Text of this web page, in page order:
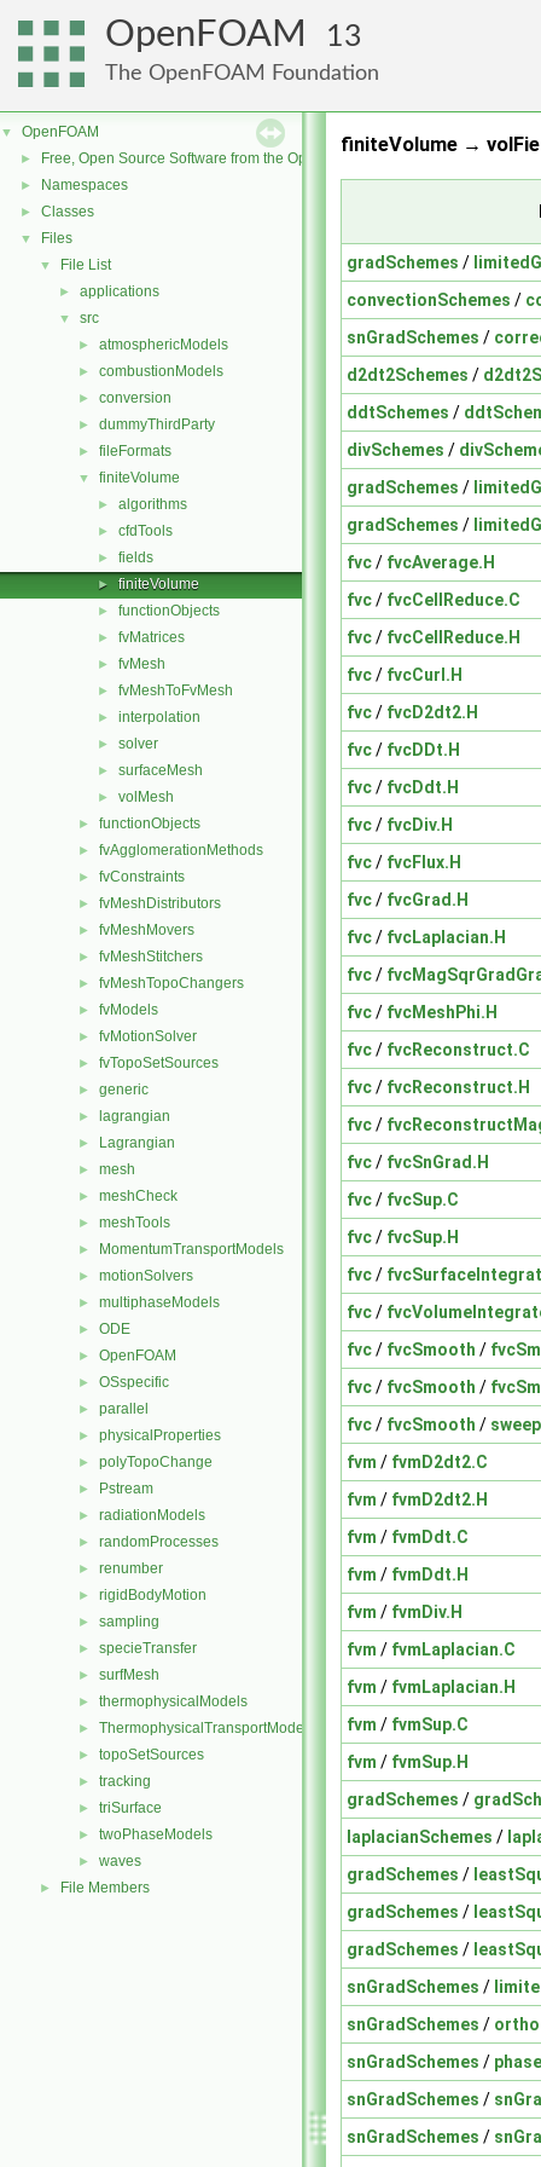
OpenFOAM 13
The OpenFOAM Foundation
▼ OpenFOAM
► Free, Open Source Software from the OpenFOAM Foundation
► Namespaces
► Classes
▼ Files
▼ File List
► applications
▼ src
► atmosphericModels
► combustionModels
► conversion
► dummyThirdParty
► fileFormats
▼ finiteVolume
► algorithms
► cfdTools
► fields
► finiteVolume
► functionObjects
► fvMatrices
► fvMesh
► fvMeshToFvMesh
► interpolation
► solver
► surfaceMesh
► volMesh
► functionObjects
► fvAgglomerationMethods
► fvConstraints
► fvMeshDistributors
► fvMeshMovers
► fvMeshStitchers
► fvMeshTopoChangers
► fvModels
► fvMotionSolver
► fvTopoSetSources
► generic
► lagrangian
► Lagrangian
► mesh
► meshCheck
► meshTools
► MomentumTransportModels
► motionSolvers
► multiphaseModels
► ODE
► OpenFOAM
► OSspecific
► parallel
► physicalProperties
► polyTopoChange
► Pstream
► radiationModels
► randomProcesses
► renumber
► rigidBodyMotion
► sampling
► specieTransfer
► surfMesh
► thermophysicalModels
► ThermophysicalTransportModels
► topoSetSources
► tracking
► triSurface
► twoPhaseModels
► waves
► File Members
finiteVolume →
gradSchemes /
convectionSchemes /
snGradSchemes /
d2dt2Schemes /
ddtSchemes /
divSchemes /
gradSchemes /
gradSchemes /
fvc/ fvcAverage.H
fvc/ fvcCellReduce.C
fvc/ fvcCellReduce.H
fvc/ fvcCurl.H
fvc/ fvcD2dt2.H
fvc/ fvcDDt.H
fvc/ fvcDdt.H
fvc/ fvcDiv.H
fvc/ fvcFlux.H
fvc/ fvcGrad.H
fvc/ fvcLaplacian.H
fvc/
fvc/ fvcMeshPhi.H
fvc/ fvcReconstruct.C
fvc/ fvcReconstruct.H
fvc/
fvc/ fvcSnGrad.H
fvc/ fvcSup.C
fvc/ fvcSup.H
fvc/
fvc/
fvc/ fvcSmooth /
fvc/ fvcSmooth /
fvc/ fvcSmooth /
fvm / fvmD2dt2.C
fvm / fvmD2dt2.H
fvm / fvmDdt.C
fvm / fvmDdt.H
fvm / fvmDiv.H
fvm / fvmLaplacian.C
fvm / fvmLaplacian.H
fvm / fvmSup.C
fvm / fvmSup.H
gradSchemes /
laplacianSchemes /
gradSchemes /
gradSchemes /
gradSchemes /
snGradSchemes /
snGradSchemes /
snGradSchemes /
snGradSchemes /
snGradSchemes /